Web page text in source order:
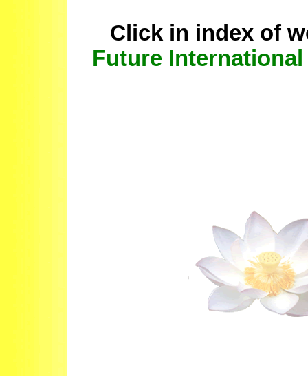
C lick in index of
Future